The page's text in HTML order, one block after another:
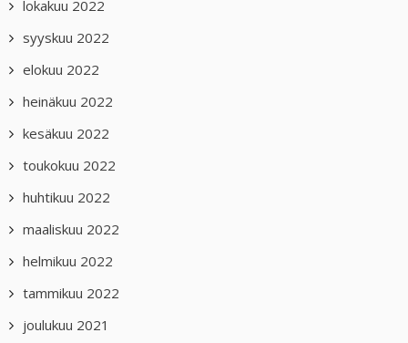
lokakuu 2022
syyskuu 2022
elokuu 2022
heinäkuu 2022
kesäkuu 2022
toukokuu 2022
huhtikuu 2022
maaliskuu 2022
helmikuu 2022
tammikuu 2022
joulukuu 2021